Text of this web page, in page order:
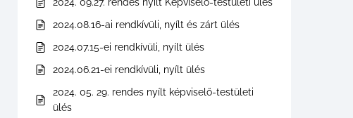
2024. 09.27. rendes nyílt Képviselő-testületi ülés
2024.08.16-ai rendkívüli, nyílt és zárt ülés
2024.07.15-ei rendkívüli, nyílt ülés
2024.06.21-ei rendkívüli, nyílt ülés
2024. 05. 29. rendes nyílt képviselő-testületi
ülés